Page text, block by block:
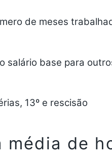
de meses
salário base para
13º e rescisão
média de